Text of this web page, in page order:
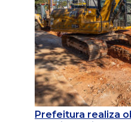
Prefeitura realiza